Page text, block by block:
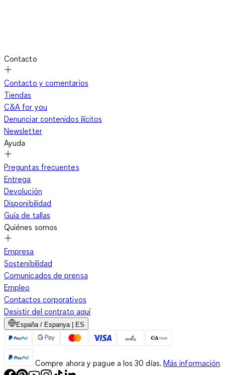
Contacto
Contacto y comentarios
Tiendas
C&A for you
Denunciar contenidos ilícitos
Newsletter
Ayuda
Preguntas frecuentes
Entrega
Devolución
Disponibilidad
Guía de tallas
Quiénes somos
Empresa
Sostenibilidad
Comunicados de prensa
Empleo
Contactos corporativos
Desistir del contrato aquí
España / Espanya | ES
Compre ahora y pague a los 30 días. Más información